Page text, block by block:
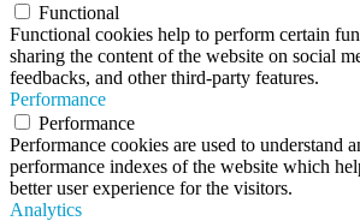
Functional
Functional cookies help to perform certain
sharing the content of the website on social
feedbacks, and other third-party features.
Performance
Performance
Performance cookies are used to understand
performance indexes of the website which
better user experience for the visitors.
Analytics